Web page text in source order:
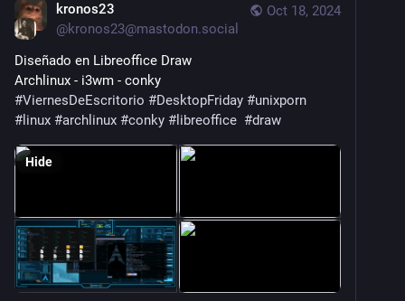
Oct 18, 2024
kronos23
@kronos23@mastodon.social
Diseñado en Libreoffice Draw
Archlinux - i3wm - conky
#ViernesDeEscritorio #DesktopFriday #unixporn
# linux #archlinux #conky # libreoffice #draw
Hide